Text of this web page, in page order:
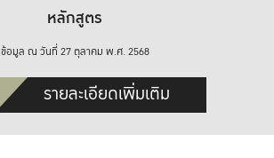
หลักสูตร
ข้อมูล ณ วันที่ 27 ตุลาคม พ.ศ. 2568
รายละเอียดเพิ่มเติม